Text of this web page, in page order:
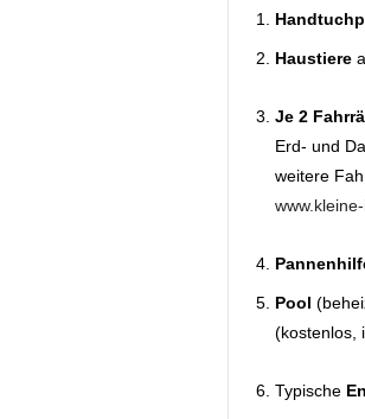
Haustiere
Je 2
Erd- und
weitere
Pool
(kostenlos,
Typische